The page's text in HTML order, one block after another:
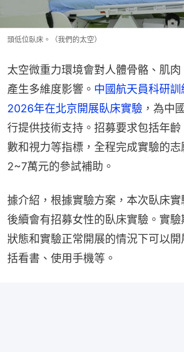
頭低位臥床。（我們的太空）
太空微重力環境會對人體骨骼、肌
產生多維度影響。 中國航天員科研
2026年在北京開展臥床實驗 ，為中
行提供技術支持。招募要求包括年
數和視力等指標，全程完成實驗的
2~7萬元的參試補助。
據介紹，根據實驗方案，本次臥床實
後續會有招募女性的臥床實驗。實
狀態和實驗正常開展的情況下可以
括看書、使用手機等。